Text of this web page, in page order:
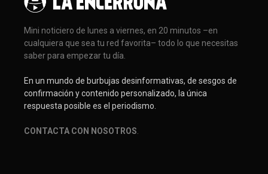
Mini noticiero de lunes a viernes, en 20 minutos –en
cualquiera que sea tu red favorita– todo lo que necesitas
saber para empezar tu día.
En un mundo de burbujas desinformativas, de sesgos de
confirmación y contenido personalizado, la única
respuesta posible es el periodismo.
CONTACTA CON NOSOTROS